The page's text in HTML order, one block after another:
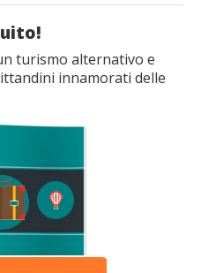
turismo alternativo e
innamorati delle